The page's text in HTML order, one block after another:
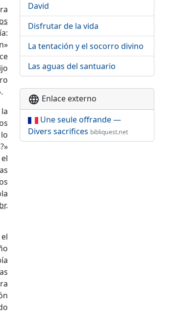
David
Disfrutar de la vida
La tentación y el socorro divino
Las aguas del santuario
language Enlace externo
Une seule offrande —
Divers sacrifices bibliquest.net